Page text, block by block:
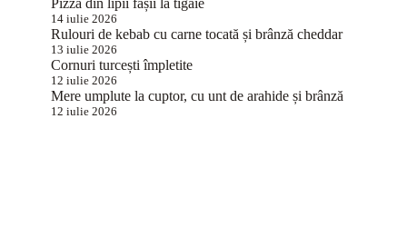
Pizza din lipii fâșii la tigaie
14 iulie 2026
Rulouri de kebab cu carne tocată și brânză cheddar
13 iulie 2026
Cornuri turcești împletite
12 iulie 2026
Mere umplute la cuptor, cu unt de arahide și brânză
12 iulie 2026